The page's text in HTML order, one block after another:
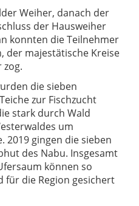
Weiher, danach der
der Hausweiher
konnten die Teilnehmer
der majestätische Kreise
die sieben
zur Fischzucht
stark durch Wald
um
2019 gingen die sieben
des Nabu. Insgesamt
können so
die Region gesichert